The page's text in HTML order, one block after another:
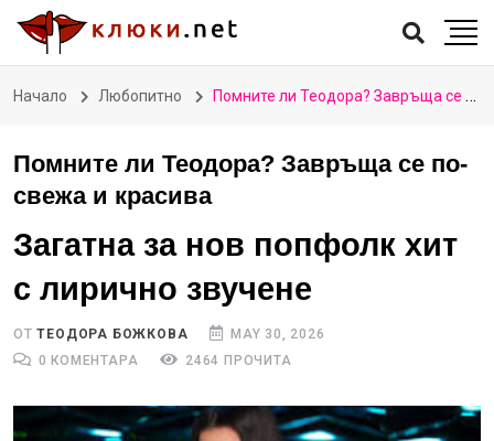
Начало Любопитно Помните ли Теодора? Завръща се по-свежа и красива
Помните ли Теодора? Завръща се по-
свежа и красива
Загатна за нов попфолк хит
с лирично звучене
ОТTЕОДОРА БОЖКОВА
MAY 30, 2026
0 КОМЕНТАРА
2464 ПРОЧИТА